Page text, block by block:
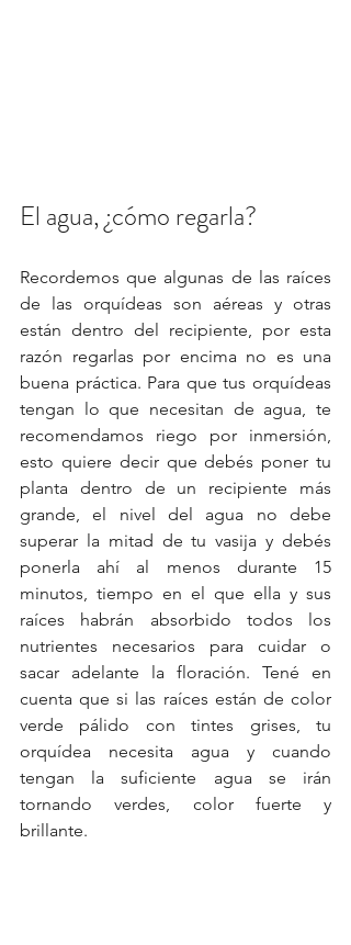
El agua, ¿cómo regarla?
Recordemos que algunas de las raíces
de las orquídeas son aéreas y otras
están dentro del recipiente, por esta
razón regarlas por encima no es una
buena práctica. Para que tus orquídeas
tengan lo que necesitan de agua, te
recomendamos riego por inmersión,
esto quiere decir que debés poner tu
planta dentro de un recipiente más
grande, el nivel del agua no debe
superar la mitad de tu vasija y debés
ponerla ahí al menos durante 15
minutos, tiempo en el que ella y sus
raíces habrán absorbido todos los
nutrientes necesarios para cuidar o
sacar adelante la floración. Tené en
cuenta que si las raíces están de color
verde pálido con tintes grises, tu
orquídea necesita agua y cuando
tengan la suficiente agua se irán
tornando verdes, color fuerte y
brillante.